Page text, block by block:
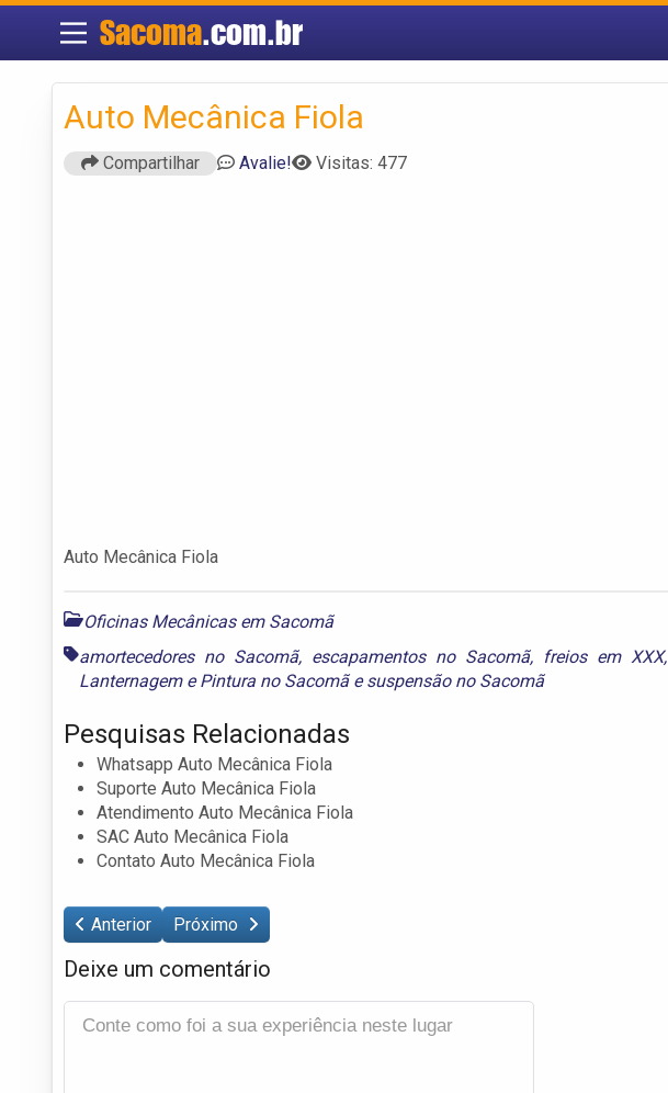
Sacoma.com.br
Auto Mecânica Fiola
Compartilhar Avalie! Visitas: 477
Auto Mecânica Fiola
Oficinas Mecânicas em Sacomã
amortecedores no Sacomã, escapamentos no Sacomã, freios em XXX,
Lanternagem e Pintura no Sacomãesuspensão no Sacomã
Pesquisas Relacionadas
Whatsapp Auto Mecânica Fiola
Suporte Auto Mecânica Fiola
Atendimento Auto Mecânica Fiola
SAC Auto Mecânica Fiola
Contato Auto Mecânica Fiola
Anterior Próximo
Deixe um comentário